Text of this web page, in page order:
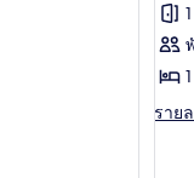
ของ
ห้อง
คล
สิ
ราย
ราย